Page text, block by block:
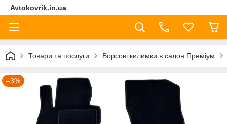
Avtokovrik.in.ua
Товари та послуги Ворсові килимки в салон Преміум
–3%